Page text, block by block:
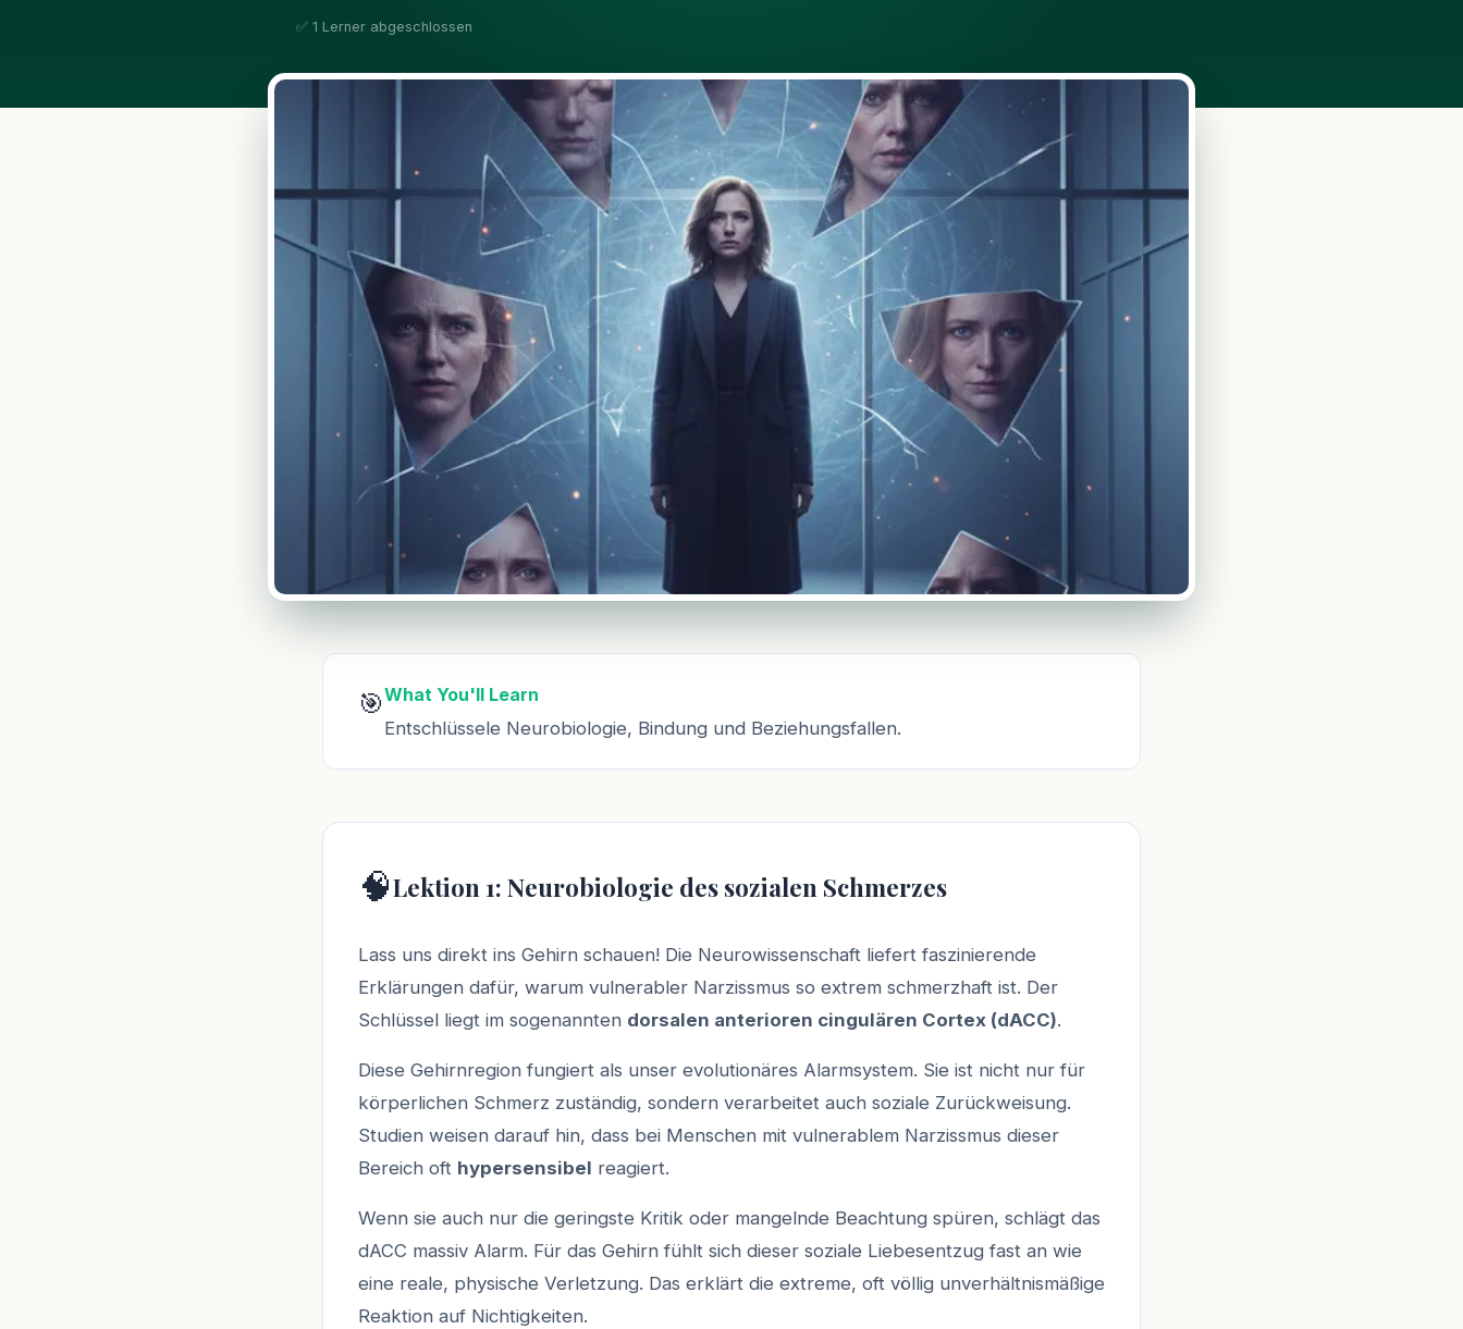
✅ 1 Lerner abgeschlossen
🎯What You'll Learn
Entschlüssele Neurobiologie, Bindung und Beziehungsfallen.
🧠Lektion 1: Neurobiologie des sozialen Schmerzes
Lass uns direkt ins Gehirn schauen! Die Neurowissenschaft liefert faszinierende
Erklärungen dafür, warum vulnerabler Narzissmus so extrem schmerzhaft ist. Der
Schlüssel liegt im sogenannten dorsalen anterioren cingulären Cortex (dACC).
Diese Gehirnregion fungiert als unser evolutionäres Alarmsystem. Sie ist nicht nur für
körperlichen Schmerz zuständig, sondern verarbeitet auch soziale Zurückweisung.
Studien weisen darauf hin, dass bei Menschen mit vulnerablem Narzissmus dieser
Bereich oft hypersensibel reagiert.
Wenn sie auch nur die geringste Kritik oder mangelnde Beachtung spüren, schlägt das
dACC massiv Alarm. Für das Gehirn fühlt sich dieser soziale Liebesentzug fast an wie
eine reale, physische Verletzung. Das erklärt die extreme, oft völlig unverhältnismäßige
Reaktion auf Nichtigkeiten.